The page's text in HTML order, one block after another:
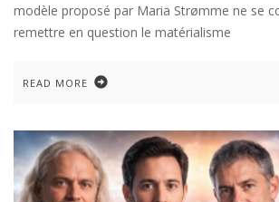
modèle proposé par Maria Strømme ne se
remettre en question le matérialisme
READ MORE